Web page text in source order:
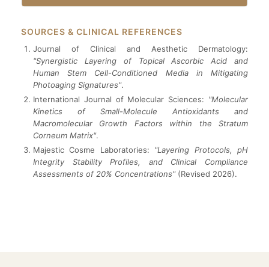
SOURCES & CLINICAL REFERENCES
Journal of Clinical and Aesthetic Dermatology:
"Synergistic Layering of Topical Ascorbic Acid and
Human Stem Cell-Conditioned Media in Mitigating
Photoaging Signatures".
International Journal of Molecular Sciences: "Molecular
Kinetics of Small-Molecule Antioxidants and
Macromolecular Growth Factors within the Stratum
Corneum Matrix".
Majestic Cosme Laboratories: "Layering Protocols, pH
Integrity Stability Profiles, and Clinical Compliance
Assessments of 20% Concentrations" (Revised 2026).